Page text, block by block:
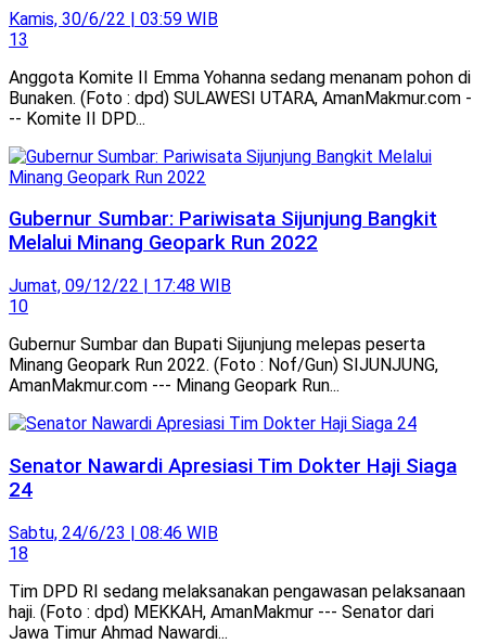
Kamis, 30/6/22 | 03:59 WIB
13
Anggota Komite II Emma Yohanna sedang menanam pohon di
Bunaken. (Foto : dpd) SULAWESI UTARA, AmanMakmur.com -
-- Komite II DPD...
Gubernur Sumbar: Pariwisata Sijunjung Bangkit
Melalui Minang Geopark Run 2022
Jumat, 09/12/22 | 17:48 WIB
10
Gubernur Sumbar dan Bupati Sijunjung melepas peserta
Minang Geopark Run 2022. (Foto : Nof/Gun) SIJUNJUNG,
AmanMakmur.com --- Minang Geopark Run...
Senator Nawardi Apresiasi Tim Dokter Haji Siaga
24
Sabtu, 24/6/23 | 08:46 WIB
18
Tim DPD RI sedang melaksanakan pengawasan pelaksanaan
haji. (Foto : dpd) MEKKAH, AmanMakmur --- Senator dari
Jawa Timur Ahmad Nawardi...